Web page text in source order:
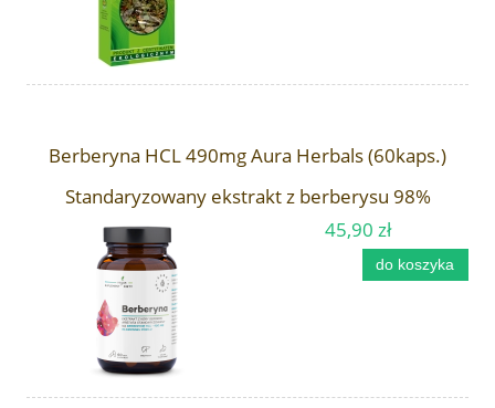
Berberyna HCL 490mg Aura Herbals (60kaps.)
Standaryzowany ekstrakt z berberysu 98%
45,90 zł
do koszyka